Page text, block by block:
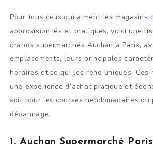
Pour tous ceux qui aiment les magasins
approvisionnés et pratiques, voici une
grands supermarchés Auchan à Paris,
emplacements, leurs principales
horaires et ce qui les rend uniques. Ces
une expérience d’achat pratique et
soit pour les courses hebdomadaires ou
dépannage.
1. Auchan Supermarché